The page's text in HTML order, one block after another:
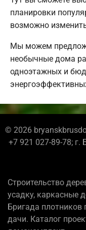
планировки
возможно
Мы можем
необычные дома
одноэтажных и
© 2026
+7 921 027-89-78; г.
Строительство
усадку, каркасные
Бригада
дачи. Каталог